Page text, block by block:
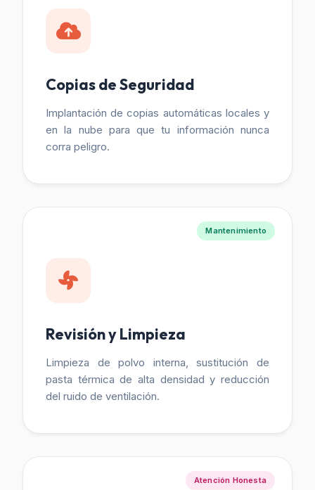
Copias de Seguridad
Implantación de copias automáticas locales y
en la nube para que tu información nunca
corra peligro.
Mantenimiento
Revisión y Limpieza
Limpieza de polvo interna, sustitución de
pasta térmica de alta densidad y reducción
del ruido de ventilación.
Atención Honesta